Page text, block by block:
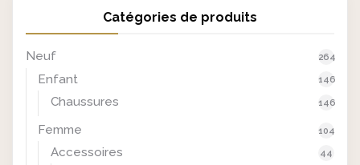
Catégories de produits
Neuf 264
Enfant 146
Chaussures 146
Femme 104
Accessoires 44
e
s
t
:
€